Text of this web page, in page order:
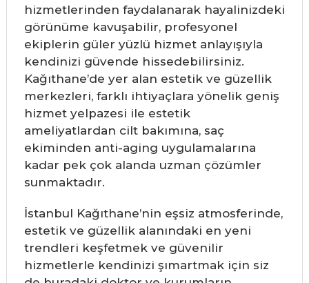
hizmetlerinden faydalanarak hayalinizdeki
görünüme kavuşabilir, profesyonel
ekiplerin güler yüzlü hizmet anlayışıyla
kendinizi güvende hissedebilirsiniz.
Kağıthane’de yer alan estetik ve güzellik
merkezleri, farklı ihtiyaçlara yönelik geniş
hizmet yelpazesi ile estetik
ameliyatlardan cilt bakımına, saç
ekiminden anti-aging uygulamalarına
kadar pek çok alanda uzman çözümler
sunmaktadır.
İstanbul Kağıthane’nin eşsiz atmosferinde,
estetik ve güzellik alanındaki en yeni
trendleri keşfetmek ve güvenilir
hizmetlerle kendinizi şımartmak için siz